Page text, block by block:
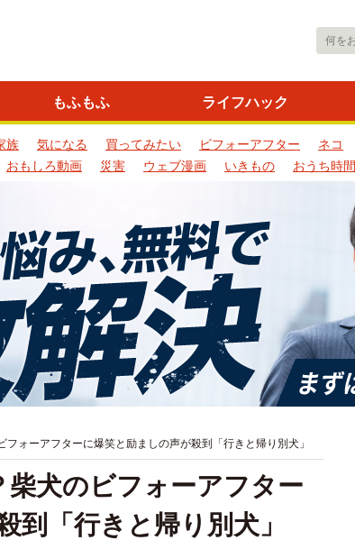
もふもふ ライフハック
族 気になる 買ってみたい ビフォーアフター ネコ
おもしろ動画 災害 ウェブ漫画 いきもの おうち時間
ォーアフターに爆笑と励ましの声が殺到「行きと帰り別犬」
犬のビフォーアフター
到「行きと帰り別犬」